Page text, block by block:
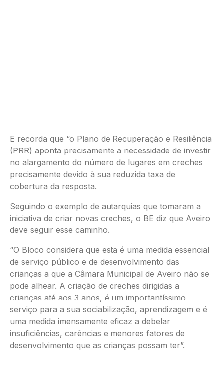
E recorda que “o Plano de Recuperação e Resiliência
(PRR) aponta precisamente a necessidade de investir
no alargamento do número de lugares em creches
precisamente devido à sua reduzida taxa de
cobertura da resposta.
Seguindo o exemplo de autarquias que tomaram a
iniciativa de criar novas creches, o BE diz que Aveiro
deve seguir esse caminho.
“O Bloco considera que esta é uma medida essencial
de serviço público e de desenvolvimento das
crianças a que a Câmara Municipal de Aveiro não se
pode alhear. A criação de creches dirigidas a
crianças até aos 3 anos, é um importantíssimo
serviço para a sua sociabilização, aprendizagem e é
uma medida imensamente eficaz a debelar
insuficiências, carências e menores fatores de
desenvolvimento que as crianças possam ter”.